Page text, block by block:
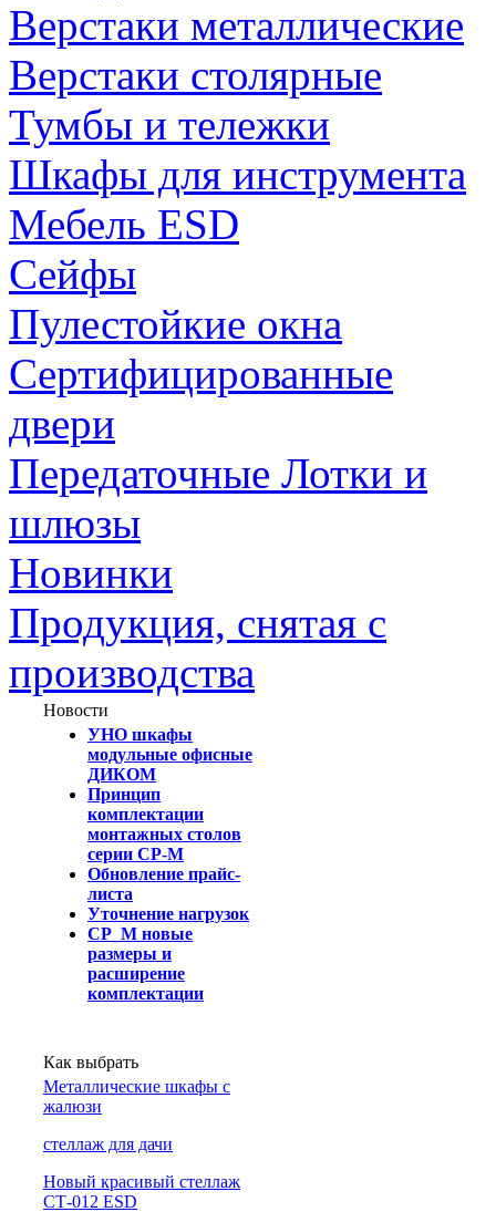
Верстаки металлические
Верстаки столярные
Тумбы и тележки
Шкафы для инструмента
Мебель ESD
Сейфы
Пулестойкие окна
Сертифицированные
двери
Передаточные Лотки и
шлюзы
Новинки
Продукция, снятая с
производства
Новости
УНО шкафы
модульные офисные
ДИКОМ
Принцип
комплектации
монтажных столов
серии СР-М
Обновление прайс-
листа
Уточнение нагрузок
СР_М новые
размеры и
расширение
комплектации
Как выбрать
Металлические шкафы с
жалюзи
cтеллаж для дачи
Новый красивый стеллаж
СТ-012 ESD